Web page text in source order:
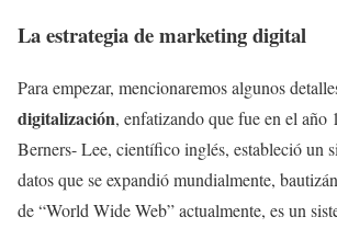
La estrategia de marketing digital
Para empezar, mencionaremos algunos
digitalización, enfatizando que fue en el año
Berners- Lee, científico inglés, estableció un
datos que se expandió mundialmente,
de “World Wide Web” actualmente, es un